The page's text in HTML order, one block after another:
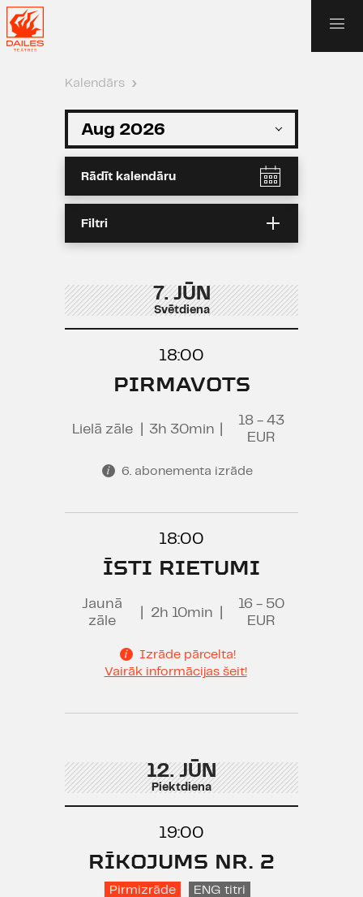
Kalendārs ›
Rādīt kalendāru
Filtri
7. JŪN
Svētdiena
18:00
PIRMAVOTS
Lielā zāle 3h 30min
18 - 43
EUR
6. abonementa izrāde
18:00
ĪSTI RIETUMI
Jaunā
zāle
2h 10min
16 - 50
EUR
Izrāde pārcelta!
Vairāk informācijas šeit!
12. JŪN
Piektdiena
19:00
RĪKOJUMS NR. 2
Pirmizrāde ENG titri